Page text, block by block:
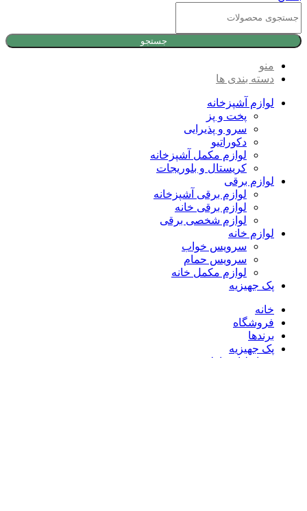
جستجو
منو
دسته بندی ها
لوازم آشپزخانه
پخت و پز
سرو و پذیرایی
دکوراتیو
لوازم مکمل آشپزخانه
کریستال و بلوریجات
لوازم برقی
لوازم برقی آشپزخانه
لوازم برقی خانه
لوازم شخصی برقی
لوازم خانه
سرویس خواب
سرویس حمام
لوازم مکمل خانه
پک جهیزیه
خانه
فروشگاه
برندها
پک جهیزیه
شرایط اقساط